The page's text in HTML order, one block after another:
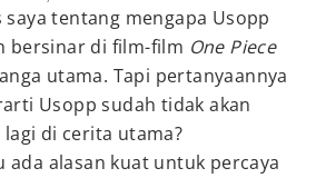
tentang mengapa Usopp
bersinar di film-film One Piece
utama. Tapi pertanyaannya
Usopp sudah tidak akan
di cerita utama?
ada alasan kuat untuk percaya